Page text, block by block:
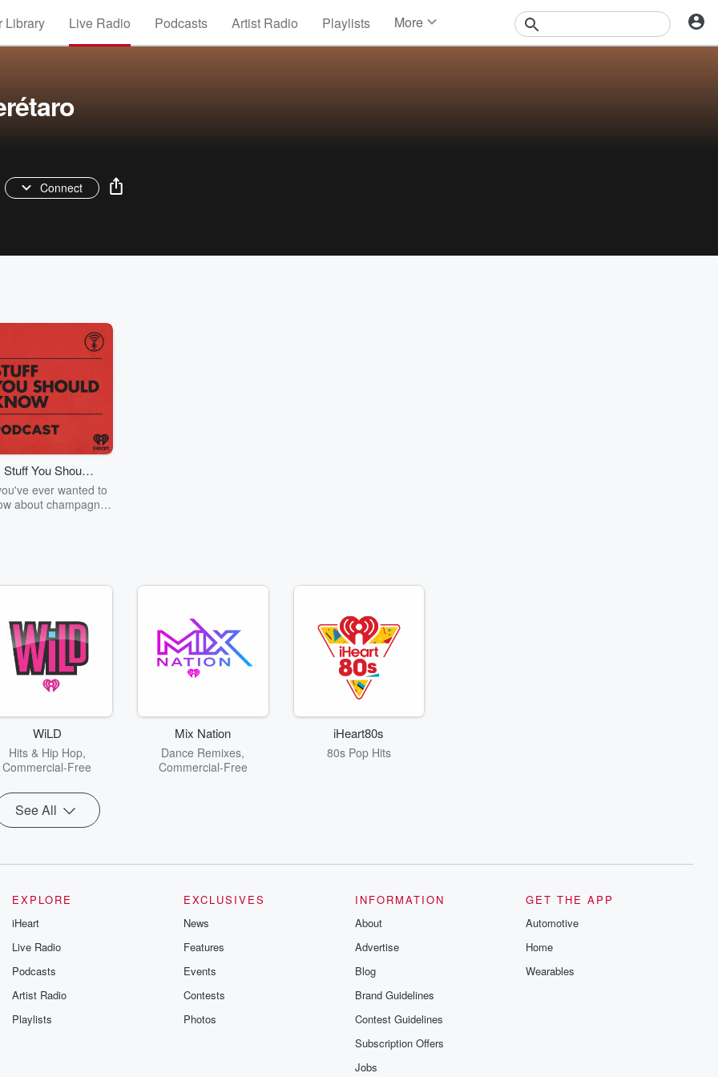
Library Live Radio Podcasts Artist Radio Playlists More
Connect
Stuff You Should
Know
ever wanted to
about champagne,
have you covered.
WiLD
Hits & Hip Hop,
Commercial-Free
Mix Nation
Dance Remixes,
Commercial-Free
iHeart80s
80s Pop Hits
See All
EXPLORE
iHeart
Live Radio
Podcasts
Artist Radio
Playlists
EXCLUSIVES
News
Features
Events
Contests
Photos
INFORMATION
About
Advertise
Blog
Brand Guidelines
Contest Guidelines
Subscription Offers
Jobs
GET THE APP
Automotive
Home
Wearables